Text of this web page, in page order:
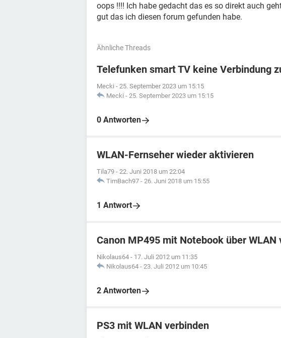
oops !!!! Ich habe gedacht das es so direkt auch
gut das ich diesen forum gefunden habe.
Ähnliche Threads
Telefunken smart TV keine Verbindung
Mecki - 25. September 2023 um 15:15
Mecki - 25. September 2023 um 15:15
0 Antworten
WLAN-Fernseher wieder aktivieren
Tila79 - 22. Juni 2018 um 22:04
TimBach97 - 26. Juni 2018 um 15:55
1 Antwort
Canon MP495 mit Notebook über WLAN
Nikolaus64 - 17. Juli 2012 um 11:35
Nikolaus64 - 23. Juli 2012 um 10:45
2 Antworten
PS3 mit WLAN verbinden